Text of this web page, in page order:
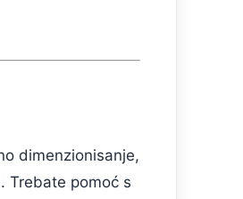
dimenzionisanje,
. Trebate pomoć s